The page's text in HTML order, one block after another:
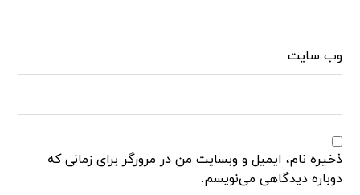
وب‌ سایت
ذخیره نام، ایمیل و وبسایت من در مرورگر برای زمانی که
دوباره دیدگاهی می‌نویسم.